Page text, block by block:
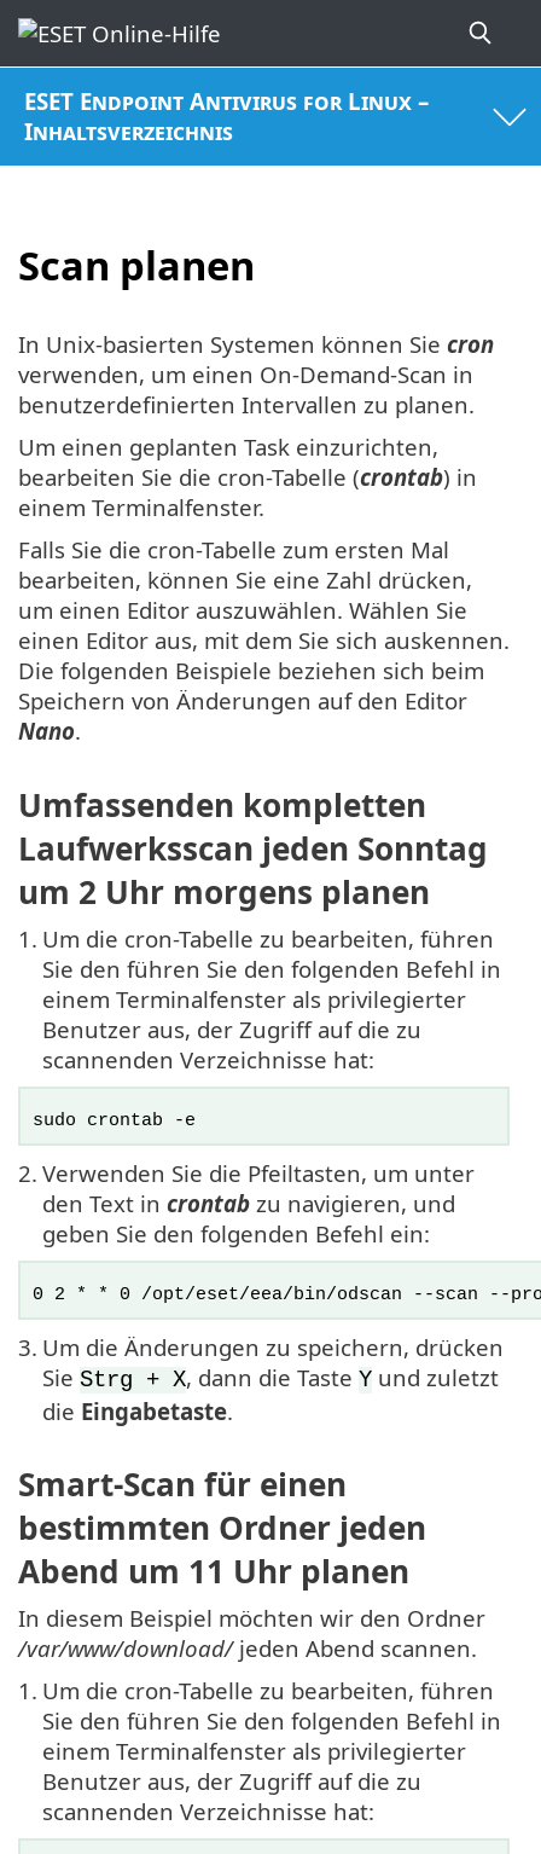
ESET Endpoint Antivirus for Linux –
Inhaltsverzeichnis
Scan planen
In Unix-basierten Systemen können Sie cron
verwenden, um einen On-Demand-Scan in
benutzerdefinierten Intervallen zu planen.
Um einen geplanten Task einzurichten,
bearbeiten Sie die cron-Tabelle (crontab) in
einem Terminalfenster.
Falls Sie die cron-Tabelle zum ersten Mal
bearbeiten, können Sie eine Zahl drücken,
um einen Editor auszuwählen. Wählen Sie
einen Editor aus, mit dem Sie sich auskennen.
Die folgenden Beispiele beziehen sich beim
Speichern von Änderungen auf den Editor
Nano.
Umfassenden kompletten
Laufwerksscan jeden Sonntag
um 2 Uhr morgens planen
1. Um die cron-Tabelle zu bearbeiten, führen
Sie den führen Sie den folgenden Befehl in
einem Terminalfenster als privilegierter
Benutzer aus, der Zugriff auf die zu
scannenden Verzeichnisse hat:
sudo crontab -e
2. Verwenden Sie die Pfeiltasten, um unter
den Text in crontab zu navigieren, und
geben Sie den folgenden Befehl ein:
0 2 * * 0 /opt/eset/eea/bin/odscan --scan --
3. Um die Änderungen zu speichern, drücken
Sie Strg + X, dann die Taste Y und zuletzt
die Eingabetaste.
Smart-Scan für einen
bestimmten Ordner jeden
Abend um 11 Uhr planen
In diesem Beispiel möchten wir den Ordner
/var/www/download/jeden Abend scannen.
1. Um die cron-Tabelle zu bearbeiten, führen
Sie den führen Sie den folgenden Befehl in
einem Terminalfenster als privilegierter
Benutzer aus, der Zugriff auf die zu
scannenden Verzeichnisse hat: